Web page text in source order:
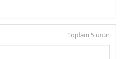
Toplam 5 ürün